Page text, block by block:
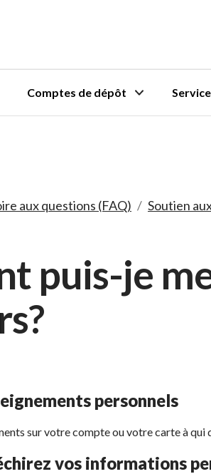
Comptes de dépôt
aux questions (FAQ) / Soutien
puis-je
personnels
sur votre compte ou votre carte à qui
vos informations